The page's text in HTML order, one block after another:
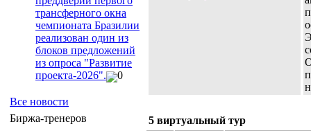
трансферного окна
чемпионата Бразилии
реализован один из
блоков предложений
из опроса "Развитие
проекта-2026".
0
Все новости
Биржа-тренеров
5 виртуальный тур